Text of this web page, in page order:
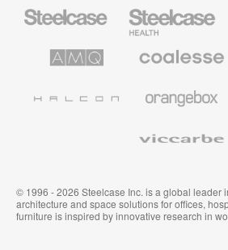
Health
Solutions
Mobilier
Premium
© 1996 - 2026 Steelcase Inc. is a global leader
architecture and space solutions for offices,
furniture is inspired by innovative research in